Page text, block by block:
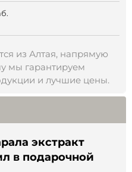
из Алтая, напрямую
мы гарантируем
и лучшие цены.
экстракт
в подарочной